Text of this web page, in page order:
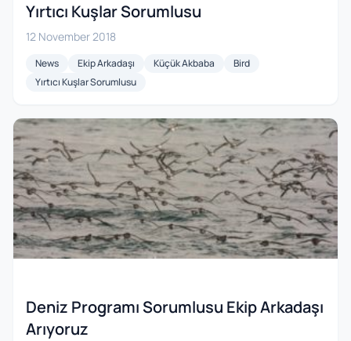
Yırtıcı Kuşlar Sorumlusu
12 November 2018
News Ekip Arkadaşı Küçük Akbaba
Bird
Yırtıcı Kuşlar Sorumlusu
Deniz Programı Sorumlusu Ekip Arkadaşı
Arıyoruz